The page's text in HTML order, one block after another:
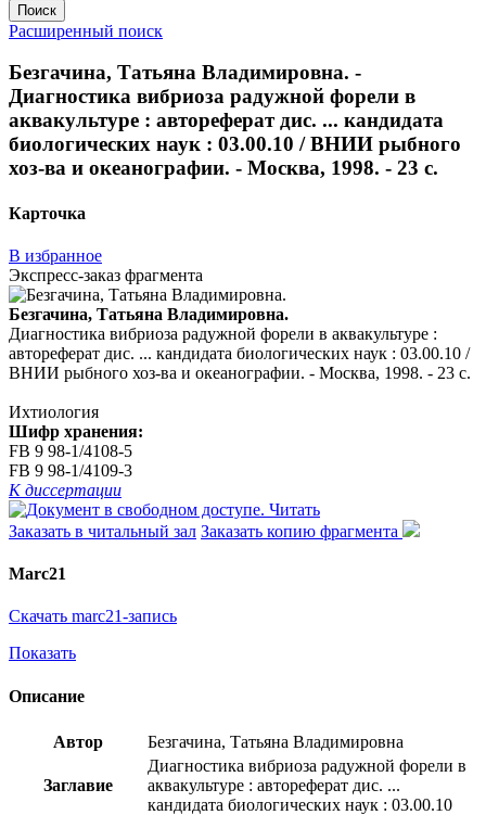
Поиск
Расширенный поиск
Безгачина, Татьяна Владимировна. -
Диагностика вибриоза радужной форели в
аквакультуре : автореферат дис. ... кандидата
биологических наук : 03.00.10 / ВНИИ рыбного
хоз-ва и океанографии. - Москва, 1998. - 23 с.
Карточка
В избранное
Экспресс-заказ фрагмента
Безгачина, Татьяна Владимировна.
Диагностика вибриоза радужной форели в аквакультуре :
автореферат дис. ... кандидата биологических наук : 03.00.10 /
ВНИИ рыбного хоз-ва и океанографии. - Москва, 1998. - 23 с.
Ихтиология
Шифр хранения:
FB 9 98-1/4108-5
FB 9 98-1/4109-3
К диссертации
Читать
Заказать в читальный зал Заказать копию фрагмента
Marc21
Скачать marc21-запись
Показать
Описание
Автор Безгачина, Татьяна Владимировна
Заглавие
Диагностика вибриоза радужной форели в
аквакультуре : автореферат дис. ...
кандидата биологических наук : 03.00.10